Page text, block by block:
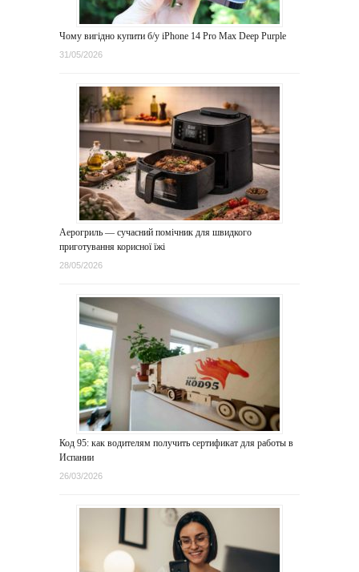
Чому вигідно купити б/у iPhone 14 Pro Max Deep Purple
31/05/2026
Аерогриль — сучасний помічник для швидкого
приготування корисної їжі
28/05/2026
Код 95: как водителям получить сертификат для работы в
Испании
26/03/2026